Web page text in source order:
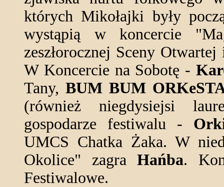
których Mikołajki były
wystąpią w koncercie
zeszłorocznej Sceny
W Koncercie na Sobotę -
Tany, BUM BUM
(również niegdysiejsi
gospodarze festiwalu -
UMCS Chatka Żaka. W
Okolice" zagraHańba.
Festiwalowe.